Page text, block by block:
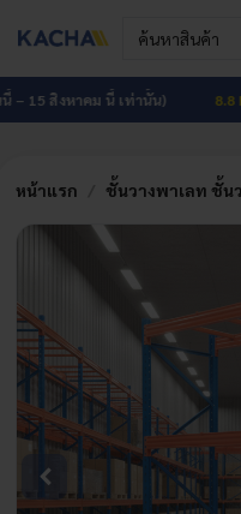
Search
for:
หน้าแรก
โปรโมชัน HOT
บทความ
ติดต่อเรา
เกี่ยวกับเรา
สิงหาคม นี้ เท่านั้น) 8.8
หน้าแรก ชั้นวางพาเลท ชั้น